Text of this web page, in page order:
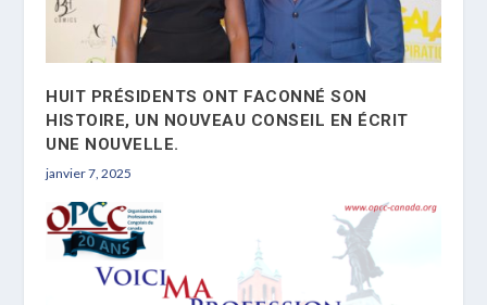
HUIT PRÉSIDENTS ONT FACONNÉ SON
HISTOIRE, UN NOUVEAU CONSEIL EN ÉCRIT
UNE NOUVELLE.
janvier 7, 2025